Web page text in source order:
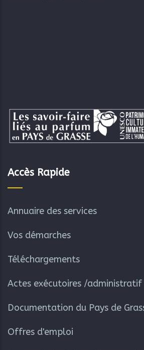
Accès Rapide
Annuaire des services
Vos démarches
Téléchargements
Actes exécutoires /administratif
Documentation du Pays de
Offres d'emploi